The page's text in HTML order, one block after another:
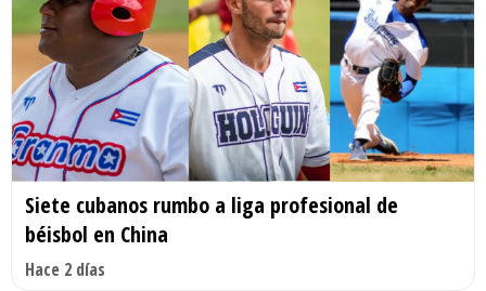
Siete cubanos rumbo a liga profesional de
béisbol en China
Hace 2 días